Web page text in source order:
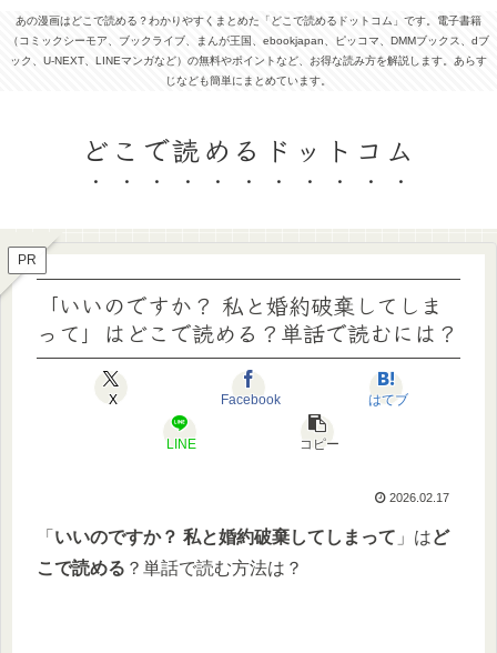
あの漫画はどこで読める？わかりやすくまとめた「どこで読めるドットコム」です。電子書籍
（コミックシーモア、ブックライブ、まんが王国、ebookjapan、ピッコマ、DMMブックス、dブ
ック、U-NEXT、LINEマンガなど）の無料やポイントなど、お得な読み方を解説します。あらす
じなども簡単にまとめています。
どこで読めるドットコム
PR
「いいのですか？ 私と婚約破棄してしま
って」はどこで読める？単話で読むには？
X Facebook はてブ
LINE コピー
2026.02.17
「 いいのですか？ 私と婚約破棄してしまって 」はど
こで読める ？単話で読む方法は？